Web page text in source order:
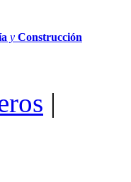
y Construcción
|